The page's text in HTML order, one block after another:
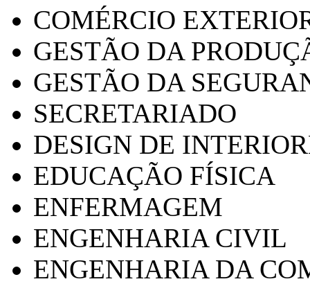
COMÉRCIO
GESTÃO DA
GESTÃO DA
SECRETARIADO
DESIGN DE
EDUCAÇÃO FÍSICA
ENFERMAGEM
ENGENHARIA CIVIL
ENGENHARIA DA